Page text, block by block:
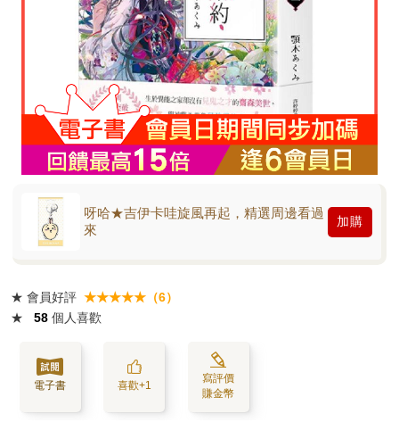
呀哈★吉伊卡哇旋風再起，精選周邊看過
來
加購
★ 會員好評 ★★★★★（6）
★
58 個人喜歡
電子書 喜歡+1
寫評價
賺金幣